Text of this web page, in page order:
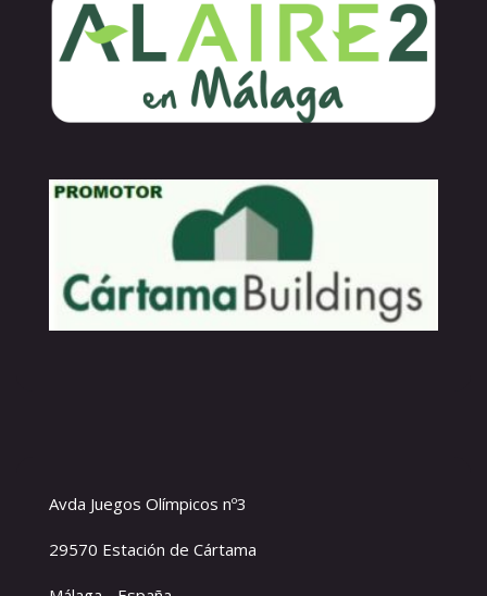
Avda Juegos Olímpicos nº3
29570 Estación de Cártama